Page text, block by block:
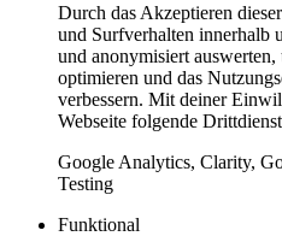
Durch das Akzeptieren
und Surfverhalten innerhalb
und anonymisiert auswerten,
optimieren und das
verbessern. Mit deiner
Webseite folgende
Google Analytics, Clarity,
Testing
Funktional